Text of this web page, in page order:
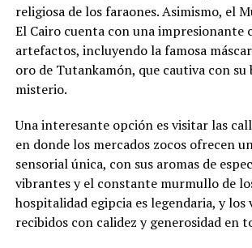
religiosa de los faraones. Asimismo, el
El Cairo cuenta con una impresionante
artefactos, incluyendo la famosa
oro de Tutankamón, que cautiva con su
misterio.
Una interesante opción es visitar las
en donde los mercados zocos ofrecen
sensorial única, con sus aromas de
vibrantes y el constante murmullo de
hospitalidad egipcia es legendaria, y los
recibidos con calidez y generosidad en